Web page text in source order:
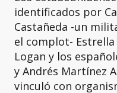
identificados por
Castañeda -un
el complot-
Logan y los
y Andrés Martínez
vinculó con